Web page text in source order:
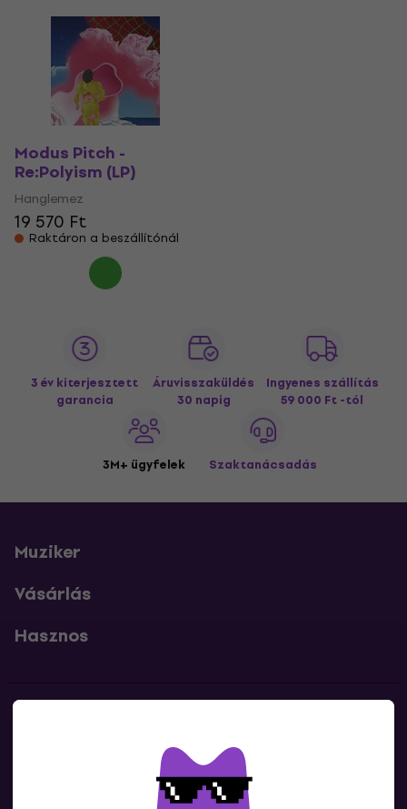
Modus Pitch -
Re:Polyism (LP)
Hanglemez
19 570 Ft
Raktáron a beszállítónál
3 év kiterjesztett
garancia
Áruvisszaküldés
30 napig
Ingyenes szállítás
59 000 Ft -tól
3M+ ügyfelek Szaktanácsadás
Muziker
Vásárlás
Hasznos
Lépj kapcsolatba velünk